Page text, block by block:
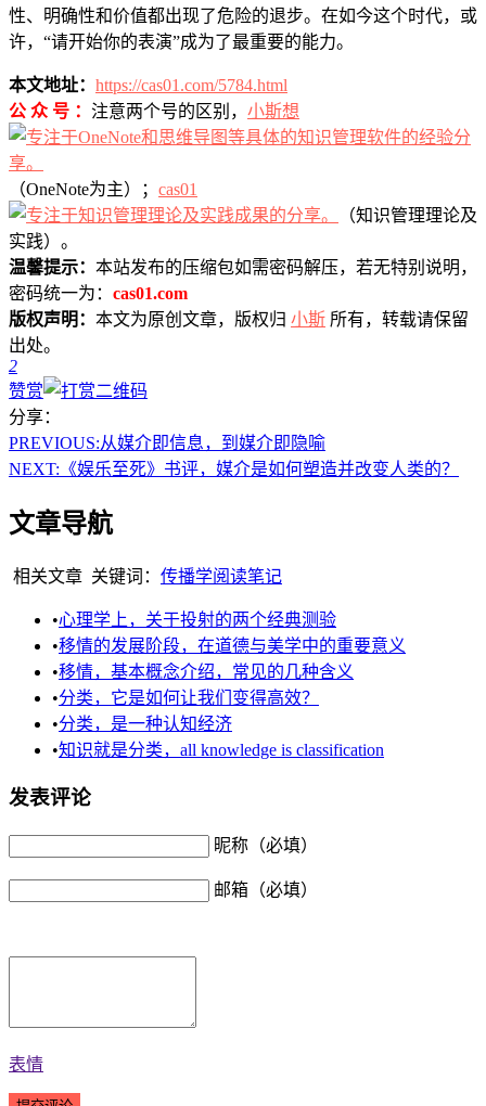
性、明确性和价值都出现了危险的退步。在如今这个时代，或
许，“请开始你的表演”成为了最重要的能力。
本文地址： https://cas01.com/5784.html
公 众 号 ： 注意两个号的区别， 小斯想
（OneNote为主）； cas01
（知识管理理论及
实践）。
温馨提示： 本站发布的压缩包如需密码解压，若无特别说明，
密码统一为： cas01.com
版权声明： 本文为原创文章，版权归 小斯 所有，转载请保留
出处。
2
赞赏
分享：
PREVIOUS:从媒介即信息，到媒介即隐喻
NEXT: 《娱乐至死》书评，媒介是如何塑造并改变人类的？
文章导航
相关文章 关键词： 传播学阅读笔记
•心理学上，关于投射的两个经典测验
•移情的发展阶段，在道德与美学中的重要意义
•移情，基本概念介绍，常见的几种含义
•分类，它是如何让我们变得高效？
•分类，是一种认知经济
•知识就是分类，all knowledge is classification
发表评论
昵称（必填）
邮箱（必填）
表情